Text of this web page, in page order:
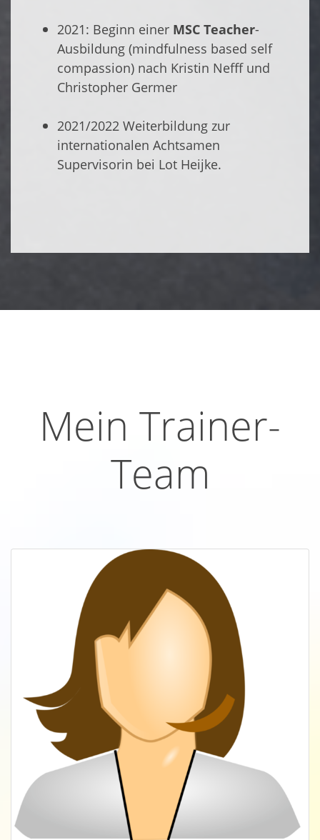
2021: Beginn einer MSC Teacher-
Ausbildung (mindfulness based self
compassion) nach Kristin Nefff und
Christopher Germer
2021/2022 Weiterbildung zur
internationalen Achtsamen
Supervisorin bei Lot Heijke.
Mein Trainer-
Team
Hanna Tempelhagen, Hamburg, DE
10 Jahre erfolgreiche Führungskraft im E-
Commerce und Online-Marketing in
Beratung, Handel, Start-Ups | Co-Founder
The Mindful Spaces; Hamburg
Seit 5 Jahren persönliche Meditations- und
Selbstmitgefühlspraxis Zertifizierte MBSR-
Trainerin (mindfulness based stress
reduction | zertifizierte Trainerin
Mindfulness@work | zertifizierter Mindful
Sports / Running und Performance Coach
(MSPE) ) | Trained Teacher MSC (mindful